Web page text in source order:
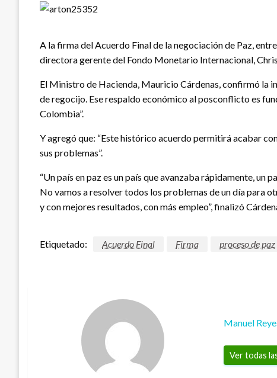
A la firma del Acuerdo Final de la negociación de Paz,
directora gerente del Fondo Monetario Internacional,
El Ministro de Hacienda, Mauricio Cárdenas, confirmó la
de regocijo. Ese respaldo económico al posconflicto es
Colombia”.
Y agregó que: “Este histórico acuerdo permitirá acabar
sus problemas”.
“Un país en paz es un país que avanzaba rápidamente, un
No vamos a resolver todos los problemas de un día para
y con mejores resultados, con más empleo”, finalizó
Etiquetado: Acuerdo Final Firma proceso de paz
Manuel
Ver todas